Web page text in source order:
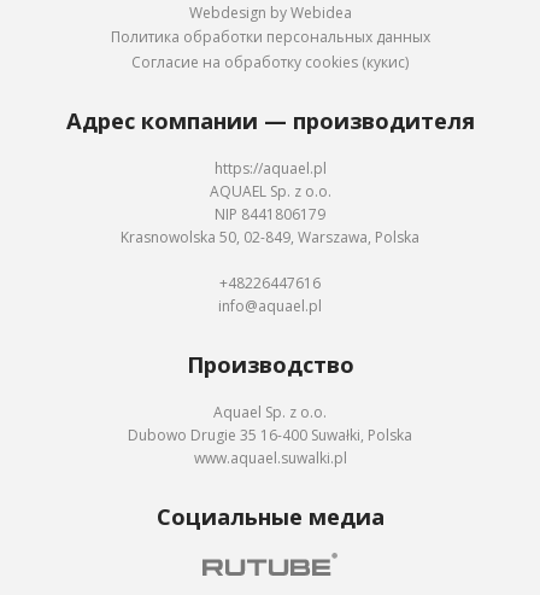
Webdesign by Webidea
Политика обработки персональных данных
Согласие на обработку cookies (кукис)
Адрес компании — производителя
https://aquael.pl
AQUAEL Sp. z o.o.
NIP 8441806179
Krasnowolska 50, 02-849, Warszawa, Polska
+48226447616
info@aquael.pl
Производство
Aquael Sp. z o.o.
Dubowo Drugie 35 16-400 Suwałki, Polska
www.aquael.suwalki.pl
Социальные медиа